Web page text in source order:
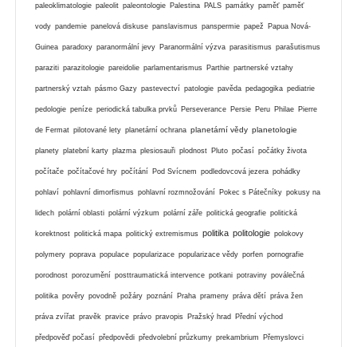
paleoklimatologie paleolit paleontologie Palestina PALS památky paměť paměť
vody pandemie panelová diskuse panslavismus panspermie papež Papua Nová-
Guinea paradoxy paranormální jevy Paranormální výzva parasitismus parašutismus
paraziti parazitologie pareidolie parlamentarismus Parthie partnerské vztahy
partnerský vztah pásmo Gazy pastevectví patologie pavěda pedagogika pediatrie
pedologie peníze periodická tabulka prvků Perseverance Persie Peru Philae Pierre
de Fermat pilotované lety planetární ochrana planetární vědy planetologie
planety platební karty plazma plesiosauři plodnost Pluto počasí počátky života
počítače počítačové hry počítání Pod Svícnem podledovcová jezera pohádky
pohlaví pohlavní dimorfismus pohlavní rozmnožování Pokec s Pátečníky pokusy na
lidech polární oblasti polární výzkum polární záře politická geografie politická
korektnost politická mapa politický extremismus politika politologie polokovy
polymery poprava populace popularizace popularizace vědy porfen pornografie
porodnost porozumění posttraumatická intervence potkani potraviny poválečná
politika pověry povodně požáry poznání Praha prameny práva dětí práva žen
práva zvířat pravěk pravice právo pravopis Pražský hrad Přední východ
předpověď počasí předpovědi předvolební průzkumy prekambrium Přemyslovci